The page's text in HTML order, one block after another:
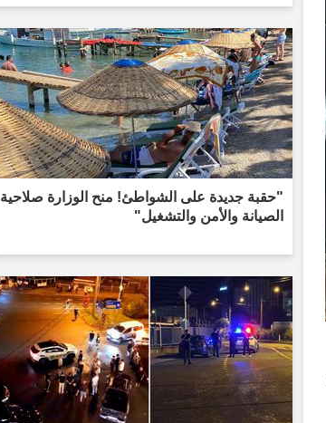
"حقبة جديدة على الشواطئ! منح الوزارة صلاحية
الصيانة والأمن والتشغيل"